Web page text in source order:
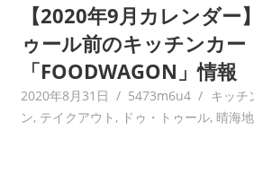
【2020年9月カレンダー
ゥール前のキッチンカー
「FOODWAGON」情報
2020年8月31日 5473m6u4 キッチ
ン, テイクアウト , ドゥ・トゥール, 晴海